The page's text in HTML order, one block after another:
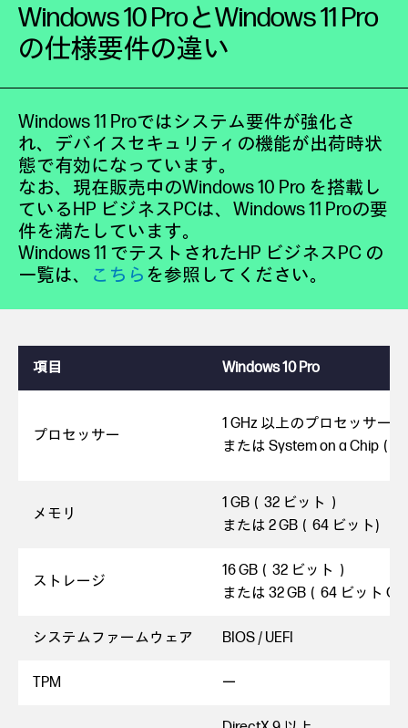
Windows 10 ProとWindows 11 Pro
の仕様要件の違い
Windows 11 Proではシステム要件が強化さ
れ、デバイスセキュリティの機能が出荷時状
態で有効になっています。
なお、現在販売中のWindows 10 Pro を搭載し
ているHP ビジネスPCは、Windows 11 Proの要
件を満たしています。
Windows 11 でテストされたHP ビジネスPC の
一覧は、
こちら を参照してください。
項目 Windows 10 Pro
プロセッサー
1 GHz 以上のプロセッサー
または System on a Chip（
メモリ
1 GB（32 ビット）
または 2 GB（64 ビット)
ストレージ
16 GB（32 ビット）
または 32 GB（64 ビット
システムファームウェア BIOS / UEFI
TPM ー